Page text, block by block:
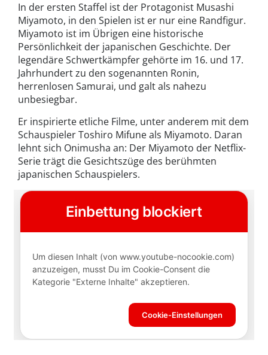
In der ersten Staffel ist der Protagonist Musashi
Miyamoto, in den Spielen ist er nur eine Randfigur.
Miyamoto ist im Übrigen eine historische
Persönlichkeit der japanischen Geschichte. Der
legendäre Schwertkämpfer gehörte im 16. und 17.
Jahrhundert zu den sogenannten Ronin,
herrenlosen Samurai, und galt als nahezu
unbesiegbar.
Er inspirierte etliche Filme, unter anderem mit dem
Schauspieler Toshiro Mifune als Miyamoto. Daran
lehnt sich Onimusha an: Der Miyamoto der Netflix-
Serie trägt die Gesichtszüge des berühmten
japanischen Schauspielers.